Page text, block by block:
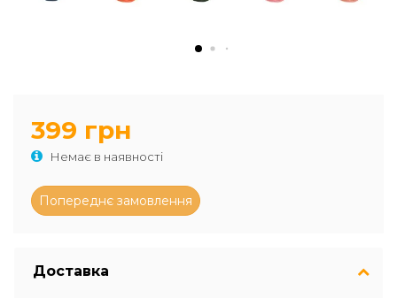
399 грн
Немає в наявності
Доставка